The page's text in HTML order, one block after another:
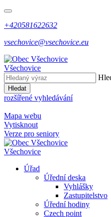
+420581622632
vsechovice@vsechovice.eu
Všechovice
Hledat
rozšířené vyhledávání
Mapa webu
Vytisknout
Verze pro seniory
Všechovice
Úřad
Úřední deska
Vyhlášky
Zastupitelstvo
Úřední hodiny
Czech point